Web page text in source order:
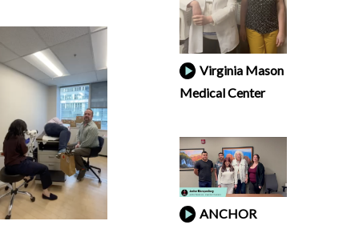
Virginia Mason
Medical Center
ANCHOR